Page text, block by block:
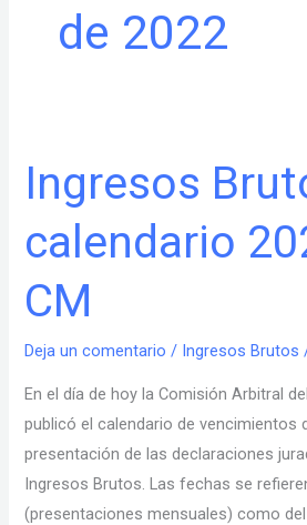
de 2022
Ingresos
calendario
CM
Deja un comentario / Ingresos Brutos
En el día de hoy la Comisión Arbitral
publicó el calendario de vencimientos
presentación de las declaraciones
Ingresos Brutos. Las fechas se
(presentaciones mensuales) como
Ingresos
Brutos,
calendario
2023
del
CM